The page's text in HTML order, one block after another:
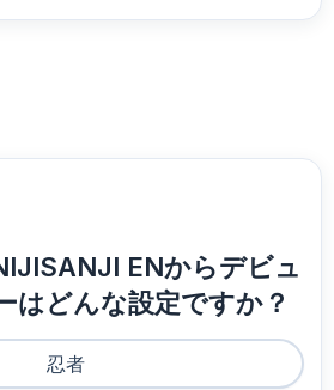
ENからデビュ
はどんな設定ですか？
忍者